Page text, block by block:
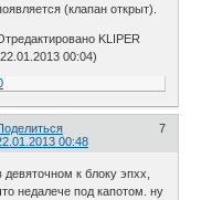
(клапан открыт).
KLIPER
00:04)
7
00:48
девяточном к блоку эпхх,
недалече под капотом. ну